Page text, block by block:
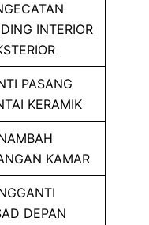
INTERIOR
PASANG
KERAMIK
KAMAR
DEPAN